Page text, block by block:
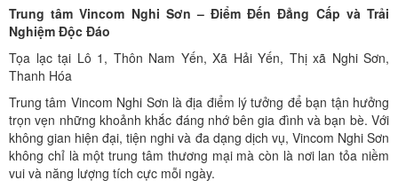
Trung tâm Vincom Nghi Sơn – Điểm Đến Đẳng Cấp và Trải
Nghiệm Độc Đáo
Tọa lạc tại Lô 1, Thôn Nam Yến, Xã Hải Yến, Thị xã Nghi Sơn,
Thanh Hóa
Trung tâm Vincom Nghi Sơn là địa điểm lý tưởng để bạn tận hưởng
trọn vẹn những khoảnh khắc đáng nhớ bên gia đình và bạn bè. Với
không gian hiện đại, tiện nghi và đa dạng dịch vụ, Vincom Nghi Sơn
không chỉ là một trung tâm thương mại mà còn là nơi lan tỏa niềm
vui và năng lượng tích cực mỗi ngày.